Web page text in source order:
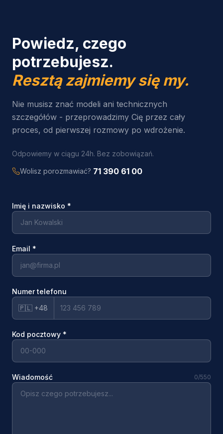
Powiedz, czego
potrzebujesz.
Resztą zajmiemy się my.
Nie musisz znać modeli ani technicznych
szczegółów - przeprowadzimy Cię przez cały
proces, od pierwszej rozmowy po wdrożenie.
Odpowiemy w ciągu 24h. Bez zobowiązań.
Wolisz porozmawiać? 71 390 61 00
Imię i nazwisko *
Email *
Numer telefonu
🇵🇱 +48
Kod pocztowy *
Wiadomość 0/550